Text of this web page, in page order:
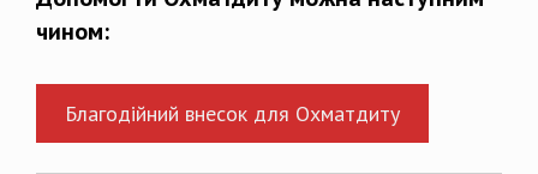
чином:
Благодійний внесок для Охматдиту